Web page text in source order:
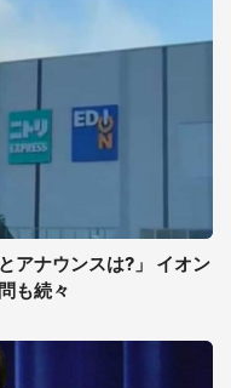
アナウンスは?」 イオン
も続々